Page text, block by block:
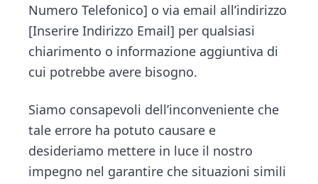
Numero Telefonico] o via email all’indirizzo
[Inserire Indirizzo Email] per qualsiasi
chiarimento o informazione aggiuntiva di
cui potrebbe avere bisogno.
Siamo consapevoli dell’inconveniente che
tale errore ha potuto causare e
desideriamo mettere in luce il nostro
impegno nel garantire che situazioni simili